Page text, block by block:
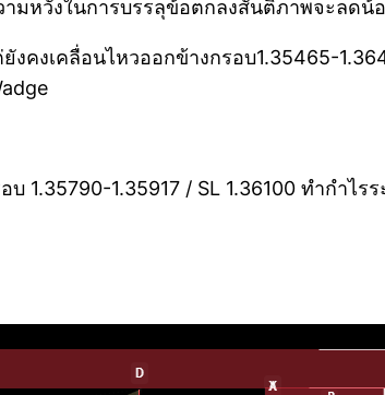
หวังในการบรรลุข้อตกลงสันติภาพจะลดน้
งคงเคลื่อนไหวออกข้างกรอบ1.35465-
1.35790-1.35917 / SL 1.36100 ทำกำไร